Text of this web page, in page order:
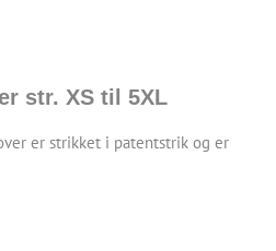
str. XS til 5XL
er strikket i patentstrik og er